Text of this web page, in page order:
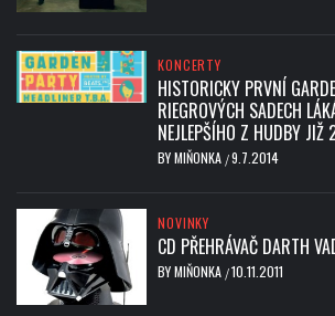
KONCERTY
HISTORICKY PRVNÍ
RIEGROVÝCH SADECH
NEJLEPŠÍHO Z HUDBY JIŽ
BYMIŇONKA /9.7.2014
NOVINKY
CD PŘEHRÁVAČ DARTH
BYMIŇONKA /10.11.2011